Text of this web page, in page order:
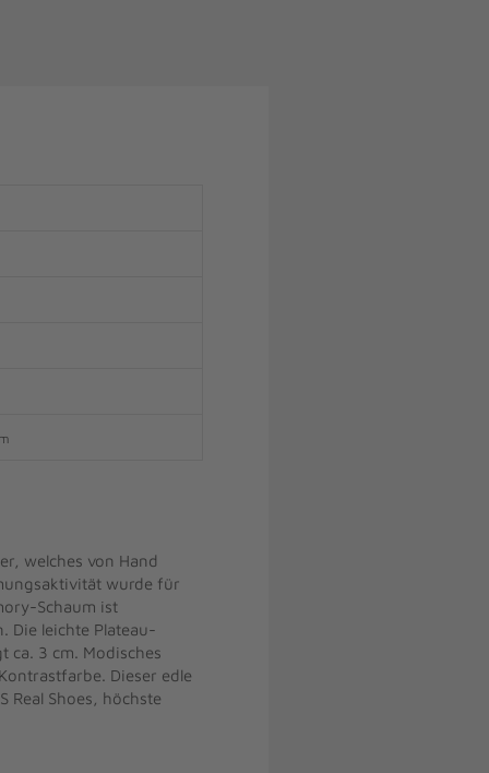
welches von Hand
wurde für
Schaum ist
Die leichte Plateau-
ca. 3 cm. Modisches
Dieser edle
Real Shoes, höchste